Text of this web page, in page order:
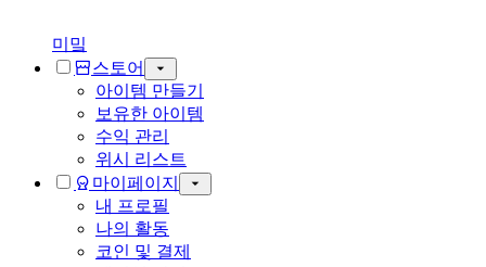
미밐
스토어
아이템 만들기
보유한 아이템
수익 관리
위시 리스트
마이페이지
내 프로필
나의 활동
코인 및 결제